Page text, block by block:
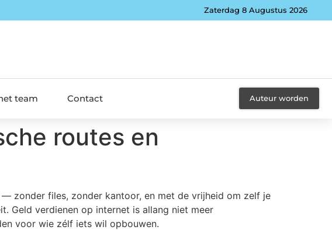
Zaterdag 8 Augustus 2026
team Contact Auteur worden
routes en
zonder files, zonder kantoor, en met de vrijheid om zelf je
Geld verdienen op internet is allang niet meer
voor wie zélf iets wil opbouwen.